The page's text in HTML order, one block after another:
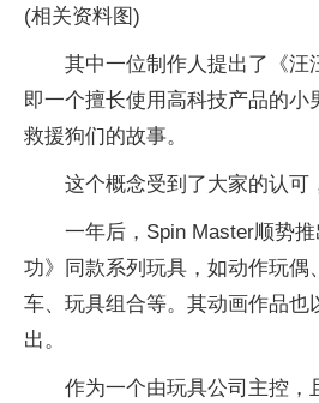
(相关资料图)
其中一位制作人提出了《汪
即一个擅长使用高科技产品的小
救援狗们的故事。
这个概念受到了大家的认可
一年后，Spin Master顺势
功》同款系列玩具，如动作玩偶
车、玩具组合等。其动画作品也
出。
作为一个由玩具公司主控，